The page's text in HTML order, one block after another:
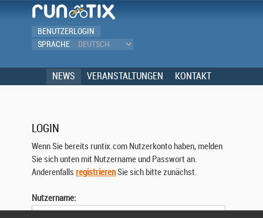
BENUTZERLOGIN
SPRACHE
NEWS VERANSTALTUNGEN KONTAKT
LOGIN
Wenn Sie bereits runtix.com Nutzerkonto haben, melden
Sie sich unten mit Nutzername und Passwort an.
Anderenfalls registrierenSie sich bitte zunächst.
Nutzername: